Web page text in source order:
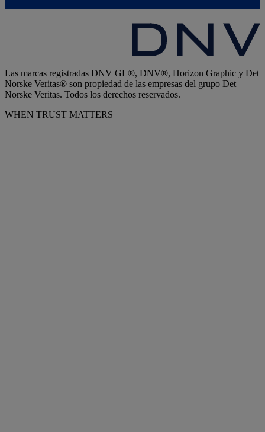
Las marcas registradas DNV GL®, DNV®, Horizon Graphic y Det
Norske Veritas® son propiedad de las empresas del grupo Det
Norske Veritas. Todos los derechos reservados.
WHEN TRUST MATTERS